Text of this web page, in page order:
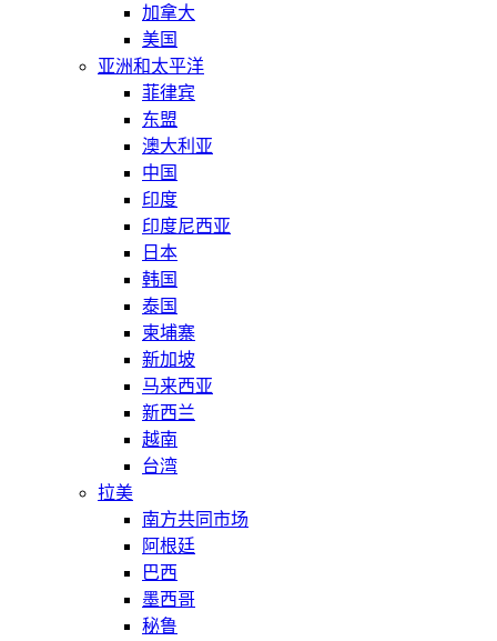
加拿大
美国
亚洲和太平洋
菲律宾
东盟
澳大利亚
中国
印度
印度尼西亚
日本
韩国
泰国
柬埔寨
新加坡
马来西亚
新西兰
越南
台湾
拉美
南方共同市场
阿根廷
巴西
墨西哥
秘鲁